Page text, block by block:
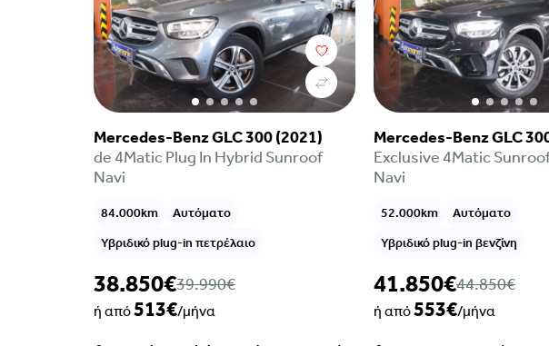
Mercedes-Benz GLC 300 (2021)
de 4Matic Plug In Hybrid Sunroof
Navi
84.000km
Αυτόματο
Υβριδικό plug-in πετρέλαιο
38.850€39.990€
ή από513€/μήνα
Mercedes-Benz GLC
Exclusive 4Matic
Navi
52.000km
Αυτόματο
Υβριδικό plug-in βενζίνη
41.850€44.850€
ή από553€/μήνα